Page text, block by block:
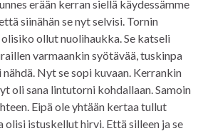
erään kerran siellä käydessämme
siinähän se nyt selvisi. Tornin
ollut nuolihaukka. Se katseli
varmaankin syötävää, tuskinpa
Nyt se sopi kuvaan. Kerrankin
oli sana lintutorni kohdallaan. Samoin
Eipä ole yhtään kertaa tullut
olisi istuskellut hirvi. Että silleen ja se